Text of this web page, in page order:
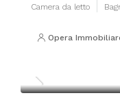
Camera da letto
Opera